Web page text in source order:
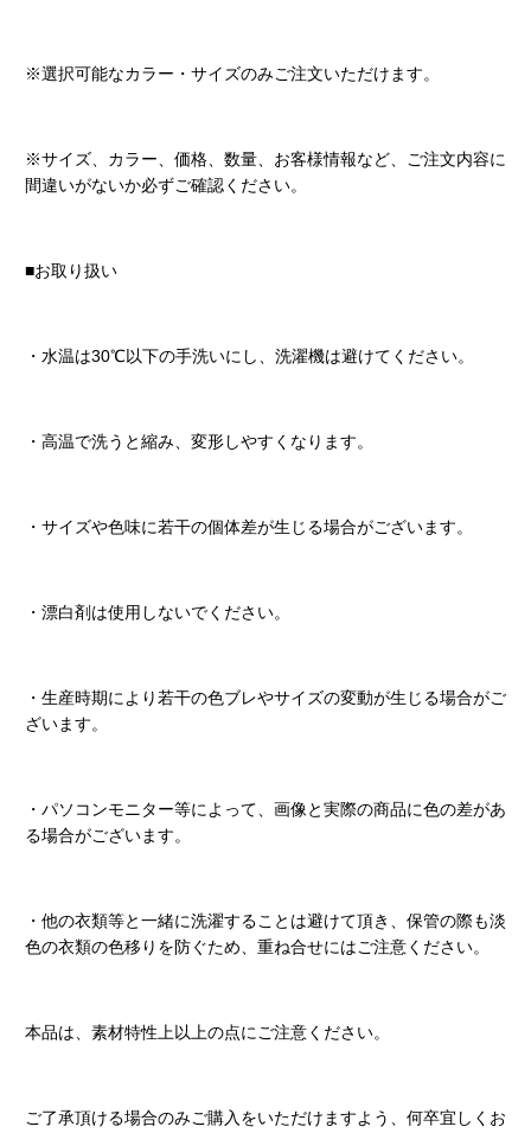
※選択可能なカラー・サイズのみご注文いただけます。
※サイズ、カラー、価格、数量、お客様情報など、ご注文内容に
間違いがないか必ずご確認ください。
■お取り扱い
・水温は30℃以下の手洗いにし、洗濯機は避けてください。
・高温で洗うと縮み、変形しやすくなります。
・サイズや色味に若干の個体差が生じる場合がございます。
・漂白剤は使用しないでください。
・生産時期により若干の色ブレやサイズの変動が生じる場合がご
ざいます。
・パソコンモニター等によって、画像と実際の商品に色の差があ
る場合がございます。
・他の衣類等と一緒に洗濯することは避けて頂き、保管の際も淡
色の衣類の色移りを防ぐため、重ね合せにはご注意ください。
本品は、素材特性上以上の点にご注意ください。
ご了承頂ける場合のみご購入をいただけますよう、何卒宜しくお